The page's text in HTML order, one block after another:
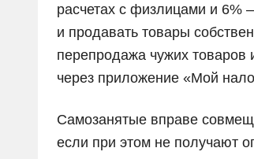
расчетах с физлицами и 6%
и продавать товары
перепродажа чужих товаров
через приложение «Мой
Самозанятые вправе
если при этом не получают